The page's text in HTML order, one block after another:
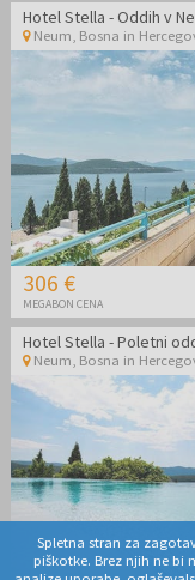
Hotel Stella - Oddih v
Neum Bosna in
306 €
MEGABON CENA
Neum, Bosna in
Spletna stran za
piškotke. Brez njih ne bi